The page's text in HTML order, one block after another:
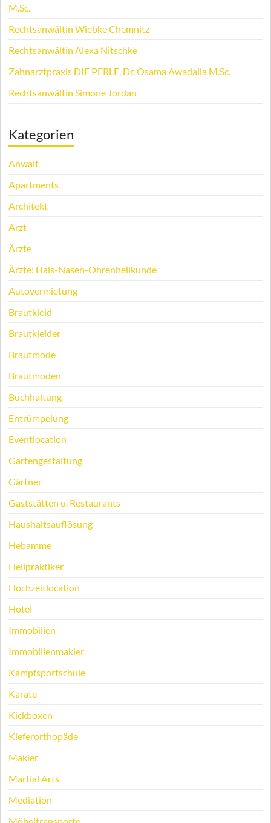
M.Sc.
Rechtsanwältin Wiebke Chemnitz
Rechtsanwältin Alexa Nitschke
Zahnarztpraxis DIE PERLE, Dr. Osama Awadalla M.Sc.
Rechtsanwältin Simone Jordan
Kategorien
Anwalt
Apartments
Architekt
Arzt
Ärzte
Ärzte: Hals-Nasen-Ohrenheilkunde
Autovermietung
Brautkleid
Brautkleider
Brautmode
Brautmoden
Buchhaltung
Entrümpelung
Eventlocation
Gartengestaltung
Gärtner
Gaststätten u. Restaurants
Haushaltsauflösung
Hebamme
Heilpraktiker
Hochzeitlocation
Hotel
Immobilien
Immobilienmakler
Kampfsportschule
Karate
Kickboxen
Kieferorthopäde
Makler
Martial Arts
Mediation